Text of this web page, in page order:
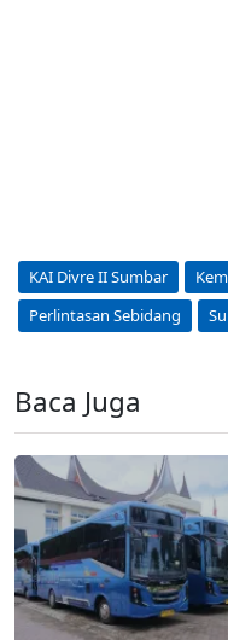
KAI Divre II Sumbar
Perlintasan Sebidang
Baca Juga